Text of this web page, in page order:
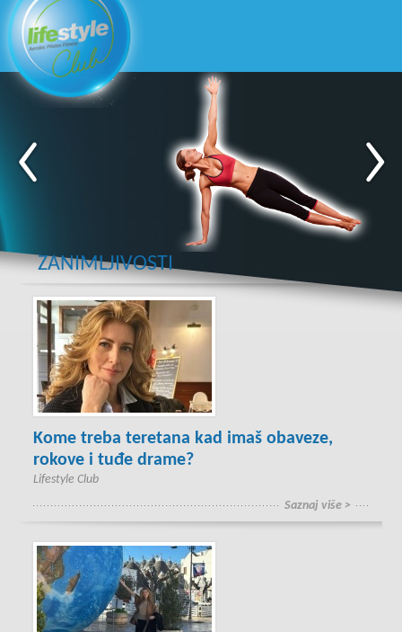
ZANIMLJIVOSTI
Kome treba teretana kad imaš obaveze,
rokove i tuđe drame?
Lifestyle Club
Saznaj više >